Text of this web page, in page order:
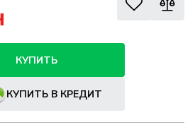
КУПИТЬ
КУПИТЬ В КРЕДИТ